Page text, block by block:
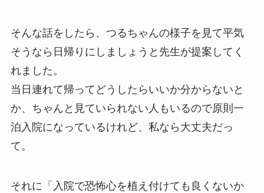
そんな話をしたら、つるちゃんの様子を見て平気
そうなら日帰りにしましょうと先生が提案してく
れました。
当日連れて帰ってどうしたらいいか分からないと
か、ちゃんと見ていられない人もいるので原則一
泊入院になっているけれど、私なら大丈夫だっ
て。
それに「入院で恐怖心を植え付けても良くないか